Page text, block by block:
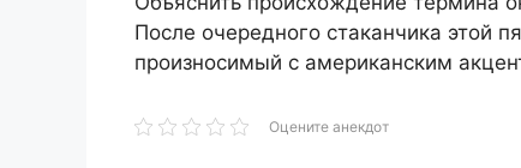
После очередного стаканчика этой
произносимый с американским
Оцените анекдот